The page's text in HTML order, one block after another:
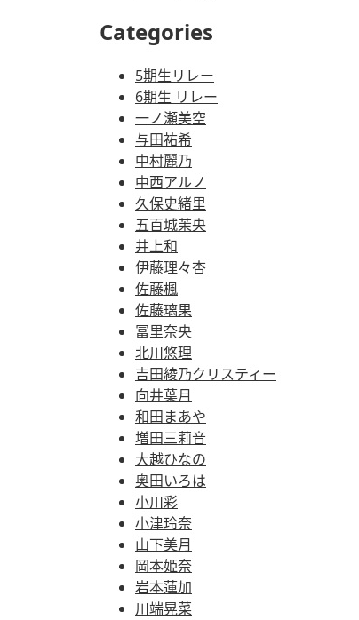
Categories
5期生リレー
6期生 リレー
一ノ瀬美空
与田祐希
中村麗乃
中西アルノ
久保史緒里
五百城茉央
井上和
伊藤理々杏
佐藤楓
佐藤璃果
冨里奈央
北川悠理
吉田綾乃クリスティー
向井葉月
和田まあや
増田三莉音
大越ひなの
奥田いろは
小川彩
小津玲奈
山下美月
岡本姫奈
岩本蓮加
川端晃菜